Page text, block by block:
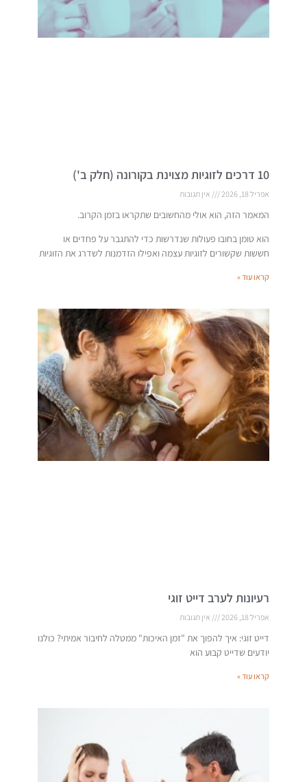
10 דרכים לזוגיות מצוינת בקורונה (חלק ב')
אפריל 18, 2026 אין תגובות
המאמר הזה, הוא אולי מהחשובים שתקראו בזמן הקרוב.
הוא טומן בחובו פעולות שנדרשות כדי להתגבר על פחדים או
חששות שקשורים לזוגיות עצמה ואפילו הזדמנות לשדרג את הזוגיות
קראו עוד »
רעיונות לערב דייט זוגי
אפריל 18, 2026 אין תגובות
דייט זוגי: איך להפוך את "זמן האיכות" ממטלה לחיבור אמיתי? כולנו
יודעים שדייט קבוע הוא
קראו עוד »